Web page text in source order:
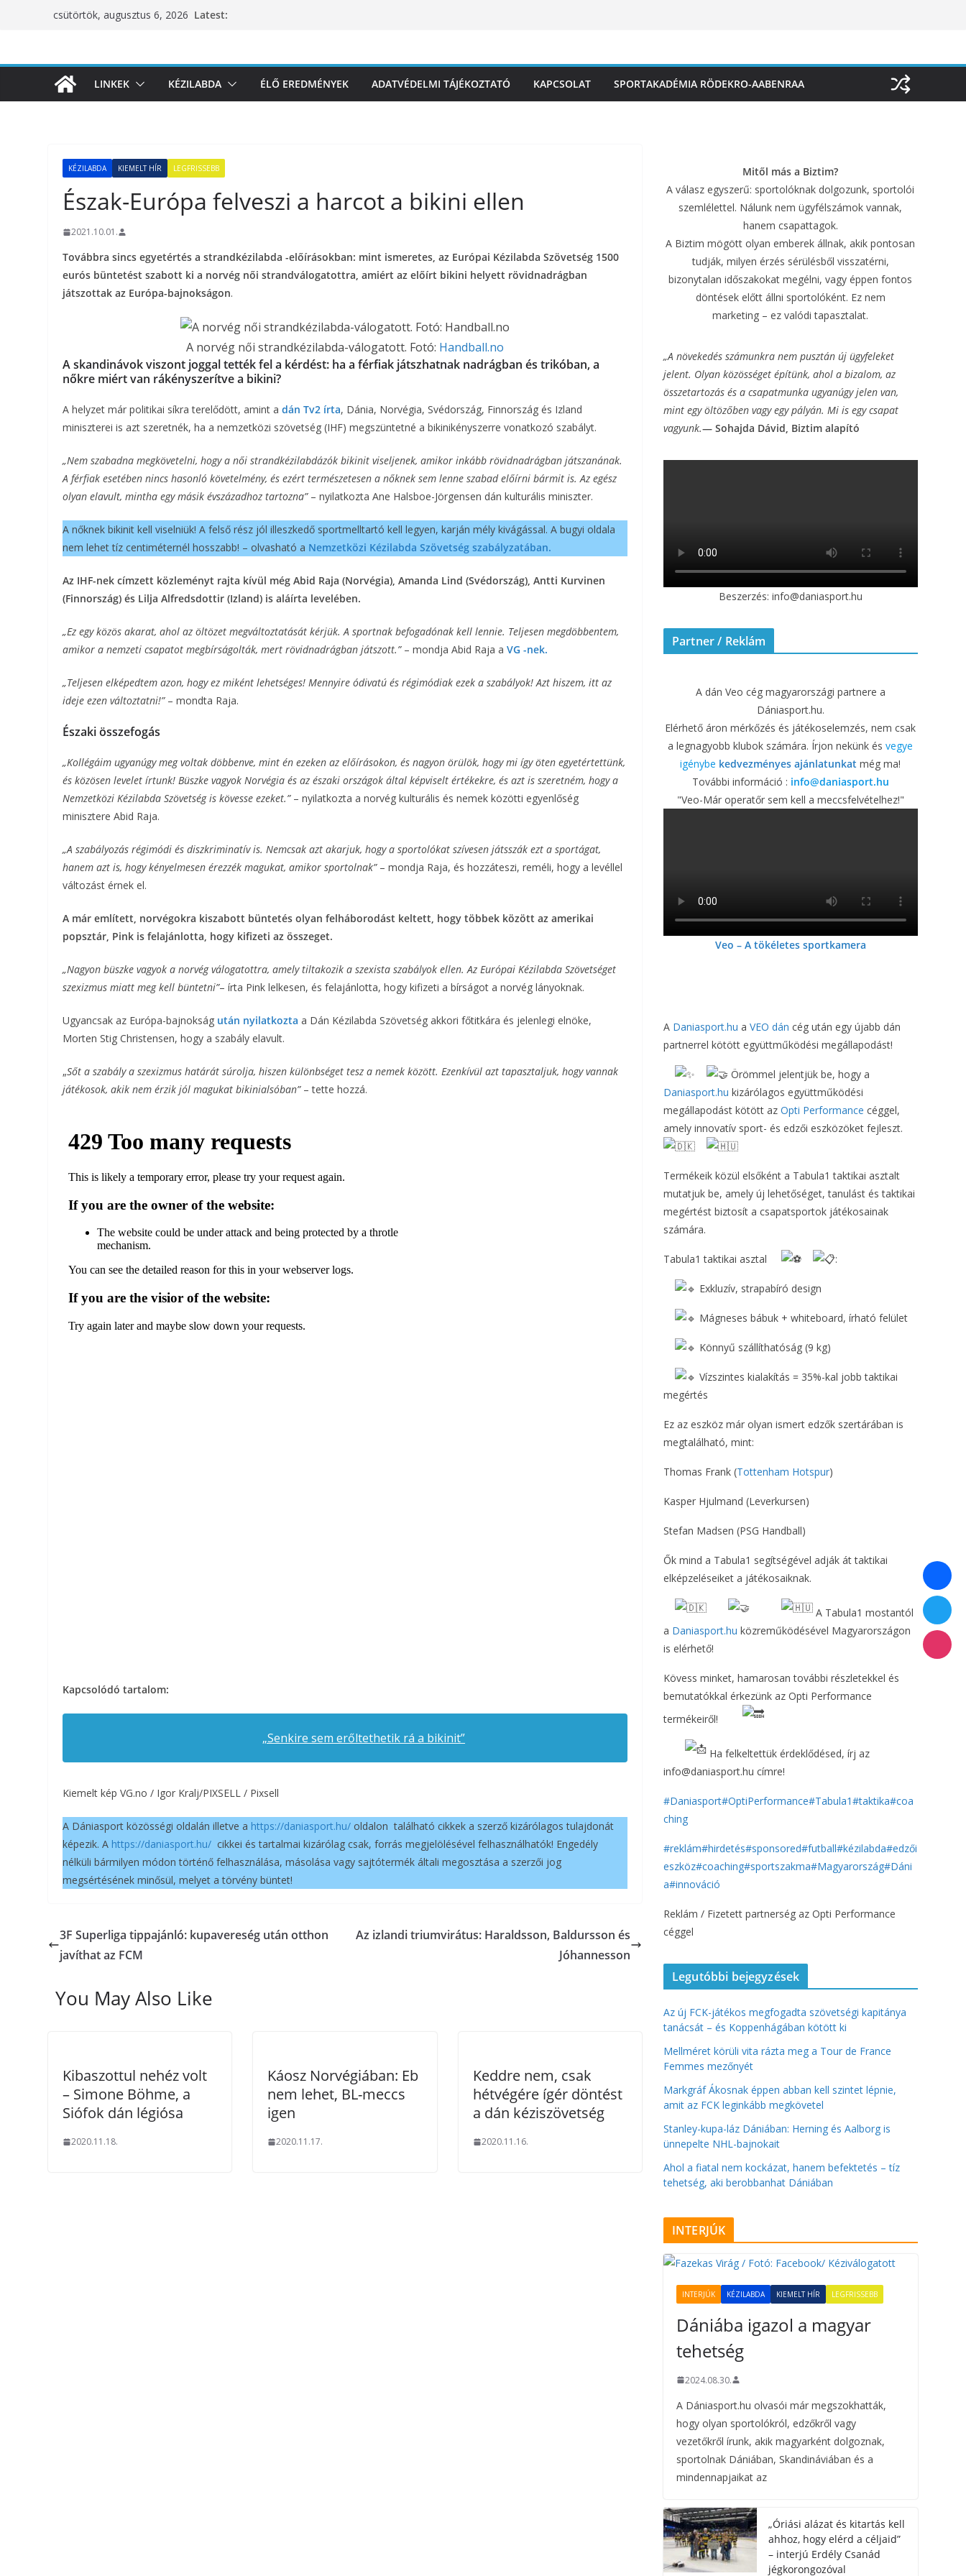
csütörtök, augusztus 6, 2026 Latest:
LINKEK KÉZILABDA ÉLŐ EREDMÉNYEK ADATVÉDELMI TÁJÉKOZTATÓ KAPCSOLAT SPORTAKADÉMIA RÖDEKRO-AABENRAA
KÉZILABDA KIEMELT HÍR LEGFRISSEBB
Észak-Európa felveszi a harcot a bikini ellen
2021.10.01.
Továbbra sincs egyetértés a strandkézilabda -előírásokban: mint ismeretes, az Európai Kézilabda Szövetség 1500
eurós büntetést szabott ki a norvég női strandválogatottra, amiért az előírt bikini helyett rövidnadrágban
játszottak az Európa-bajnokságon.
A norvég női strandkézilabda-válogatott. Fotó: Handball.no
A skandinávok viszont joggal tették fel a kérdést: ha a férfiak játszhatnak nadrágban és trikóban, a
nőkre miért van rákényszerítve a bikini?
A helyzet már politikai síkra terelődött, amint a dán Tv2 írta, Dánia, Norvégia, Svédország, Finnország és Izland
miniszterei is azt szeretnék, ha a nemzetközi szövetség (IHF) megszüntetné a bikinikényszerre vonatkozó szabályt.
„Nem szabadna megkövetelni, hogy a női strandkézilabdázók bikinit viseljenek, amikor inkább rövidnadrágban játszanának.
A férfiak esetében nincs hasonló követelmény, és ezért természetesen a nőknek sem lenne szabad előírni bármit is. Az egész
olyan elavult, mintha egy másik évszázadhoz tartozna”– nyilatkozta Ane Halsboe-Jörgensen dán kulturális miniszter.
A nőknek bikinit kell viselniük! A felső rész jól illeszkedő sportmelltartó kell legyen, karján mély kivágással. A bugyi oldala
nem lehet tíz centiméternél hosszabb! – olvasható a Nemzetközi Kézilabda Szövetség szabályzatában.
Az IHF-nek címzett közleményt rajta kívül még Abid Raja (Norvégia), Amanda Lind (Svédország), Antti Kurvinen
(Finnország) és Lilja Alfredsdottir (Izland) is aláírta levelében.
„Ez egy közös akarat, ahol az öltözet megváltoztatását kérjük. A sportnak befogadónak kell lennie. Teljesen megdöbbentem,
amikor a nemzeti csapatot megbírságolták, mert rövidnadrágban játszott.”– mondja Abid Raja a VG -nek.
„Teljesen elképedtem azon, hogy ez miként lehetséges! Mennyire ódivatú és régimódiak ezek a szabályok! Azt hiszem, itt az
ideje ezen változtatni!”– mondta Raja.
Északi összefogás
„Kollégáim ugyanúgy meg voltak döbbenve, mint én ezeken az előírásokon, és nagyon örülök, hogy mi így öten egyetértettünk,
és közösen levelet írtunk! Büszke vagyok Norvégia és az északi országok által képviselt értékekre, és azt is szeretném, hogy a
Nemzetközi Kézilabda Szövetség is kövesse ezeket.”– nyilatkozta a norvég kulturális és nemek közötti egyenlőség
minisztere Abid Raja.
„A szabályozás régimódi és diszkriminatív is. Nemcsak azt akarjuk, hogy a sportolókat szívesen játsszák ezt a sportágat,
hanem azt is, hogy kényelmesen érezzék magukat, amikor sportolnak” – mondja Raja, és hozzáteszi, reméli, hogy a levéllel
változást érnek el.
A már említett, norvégokra kiszabott büntetés olyan felháborodást keltett, hogy többek között az amerikai
popsztár, Pink is felajánlotta, hogy kifizeti az összeget.
„Nagyon büszke vagyok a norvég válogatottra, amely tiltakozik a szexista szabályok ellen. Az Európai Kézilabda Szövetséget
szexizmus miatt meg kell büntetni”– írta Pink lelkesen, és felajánlotta, hogy kifizeti a bírságot a norvég lányoknak.
Ugyancsak az Európa-bajnokság után nyilatkozta a Dán Kézilabda Szövetség akkori főtitkára és jelenlegi elnöke,
Morten Stig Christensen, hogy a szabály elavult.
„Sőt a szabály a szexizmus határát súrolja, hiszen különbséget tesz a nemek között. Ezenkívül azt tapasztaljuk, hogy vannak
játékosok, akik nem érzik jól magukat bikinialsóban”– tette hozzá.
Kapcsolódó tartalom:
„Senkire sem erőltethetik rá a bikinit”
Kiemelt kép VG.no / Igor Kralj/PIXSELL / Pixsell
A Dániasport közösségi oldalán illetve a https://daniasport.hu/ oldalon található cikkek a szerző kizárólagos tulajdonát
képezik. A https://daniasport.hu/ cikkei és tartalmai kizárólag csak, forrás megjelölésével felhasználhatók! Engedély
nélküli bármilyen módon történő felhasználása, másolása vagy sajtótermék általi megosztása a szerzői jog
megsértésének minősül, melyet a törvény büntet!
3F Superliga tippajánló: kupavereség után otthon
javíthat az FCM
Az izlandi triumvirátus: Haraldsson, Baldursson és
Jóhannesson
You May Also Like
Kibaszottul nehéz volt
– Simone Böhme, a
Siófok dán légiósa
2020.11.18.
Káosz Norvégiában: Eb
nem lehet, BL-meccs
igen
2020.11.17.
Keddre nem, csak
hétvégére ígér döntést
a dán kéziszövetség
2020.11.16.
Mitől más a Biztim?
A válasz egyszerű: sportolóknak dolgozunk, sportolói
szemlélettel. Nálunk nem ügyfélszámok vannak,
hanem csapattagok.
A Biztim mögött olyan emberek állnak, akik pontosan
tudják, milyen érzés sérülésből visszatérni,
bizonytalan időszakokat megélni, vagy éppen fontos
döntések előtt állni sportolóként. Ez nem
marketing – ez valódi tapasztalat.
„A növekedés számunkra nem pusztán új ügyfeleket
jelent. Olyan közösséget építünk, ahol a bizalom, az
összetartozás és a csapatmunka ugyanúgy jelen van,
mint egy öltözőben vagy egy pályán. Mi is egy csapat
vagyunk.— Sohajda Dávid, Biztim alapító
Beszerzés: info@daniasport.hu
Partner / Reklám
A dán Veo cég magyarországi partnere a
Dániasport.hu.
Elérhető áron mérkőzés és játékoselemzés, nem csak
a legnagyobb klubok számára. Írjon nekünk ésvegye
igénybe kedvezményes ajánlatunkat még ma!
További információ : info@daniasport.hu
"Veo-Már operatőr sem kell a meccsfelvételhez!"
Veo – A tökéletes sportkamera
A Daniasport.hu a VEO dán cég után egy újabb dán
partnerrel kötött együttműködési megállapodást!
Örömmel jelentjük be, hogy a
Daniasport.hu kizárólagos együttműködési
megállapodást kötött az Opti Performance céggel,
amely innovatív sport- és edzői eszközöket fejleszt.
Termékeik közül elsőként a Tabula1 taktikai asztalt
mutatjuk be, amely új lehetőséget, tanulást és taktikai
megértést biztosít a csapatsportok játékosainak
számára.
Tabula1 taktikai asztal :
Exkluzív, strapabíró design
Mágneses bábuk + whiteboard, írható felület
Könnyű szállíthatóság (9 kg)
Vízszintes kialakítás = 35%-kal jobb taktikai
megértés
Ez az eszköz már olyan ismert edzők szertárában is
megtalálható, mint:
Thomas Frank (Tottenham Hotspur)
Kasper Hjulmand (Leverkursen)
Stefan Madsen (PSG Handball)
Ők mind a Tabula1 segítségével adják át taktikai
elképzeléseiket a játékosaiknak.
A Tabula1 mostantól
a Daniasport.hu közreműködésével Magyarországon
is elérhető!
Kövess minket, hamarosan további részletekkel és
bemutatókkal érkezünk az Opti Performance
termékeiről!
Ha felkeltettük érdeklődésed, írj az
info@daniasport.hu címre!
#Daniasport#OptiPerformance#Tabula1#taktika#coa
ching
#reklám#hirdetés#sponsored#futball#kézilabda#edzői
eszköz#coaching#sportszakma#Magyarország#Dáni
a#innováció
Reklám / Fizetett partnerség az Opti Performance
céggel
Legutóbbi bejegyzések
Az új FCK-játékos megfogadta szövetségi kapitánya
tanácsát – és Koppenhágában kötött ki
Mellméret körüli vita rázta meg a Tour de France
Femmes mezőnyét
Markgráf Ákosnak éppen abban kell szintet lépnie,
amit az FCK leginkább megkövetel
Stanley-kupa-láz Dániában: Herning és Aalborg is
ünnepelte NHL-bajnokait
Ahol a fiatal nem kockázat, hanem befektetés – tíz
tehetség, aki berobbanhat Dániában
INTERJÚK
INTERJÚK KÉZILABDA KIEMELT HÍR LEGFRISSEBB
Dániába igazol a magyar
tehetség
2024.08.30.
A Dániasport.hu olvasói már megszokhatták,
hogy olyan sportolókról, edzőkről vagy
vezetőkről írunk, akik magyarként dolgoznak,
sportolnak Dániában, Skandináviában és a
mindennapjaikat az
„Óriási alázat és kitartás kell
ahhoz, hogy elérd a céljaid”
– interjú Erdély Csanád
jégkorongozóval